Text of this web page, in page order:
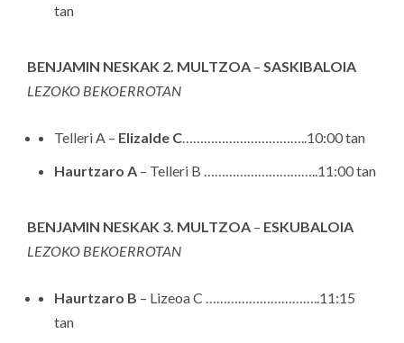
tan
BENJAMIN NESKAK 2. MULTZOA – SASKIBALOIA
LEZOKO BEKOERROTAN
Telleri A – Elizalde C……………………………..10:00 tan
Haurtzaro A – Telleri B …………………………..11:00 tan
BENJAMIN NESKAK 3. MULTZOA – ESKUBALOIA
LEZOKO BEKOERROTAN
Haurtzaro B – Lizeoa C …………………………..11:15
tan